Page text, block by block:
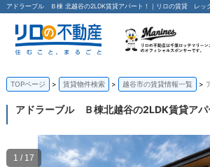
アドラーブル Ｂ棟 北越谷の2LDK賃貸アパート！｜リロの賃貸 レッ
TOPページ 賃貸物件検索 越谷市の賃貸情報一覧
アドラーブル Ｂ棟北越谷の2LDK賃貸ア
1 / 17